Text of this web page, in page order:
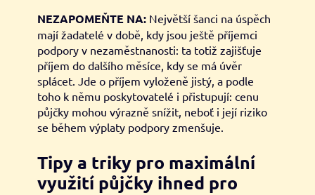
NEZAPOMEŇTE NA:Největší šanci na úspěch
mají žadatelé v době, kdy jsou ještě příjemci
podpory v nezaměstnanosti: ta totiž zajišťuje
příjem do dalšího měsíce, kdy se má úvěr
splácet. Jde o příjem vyloženě jistý, a podle
toho k němu poskytovatelé i přistupují: cenu
půjčky mohou výrazně snížit, neboť i její riziko
se během výplaty podpory zmenšuje.
Tipy a triky pro maximální
využití půjčky ihned pro